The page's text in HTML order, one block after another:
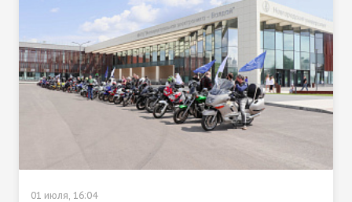
01 июля, 16:04